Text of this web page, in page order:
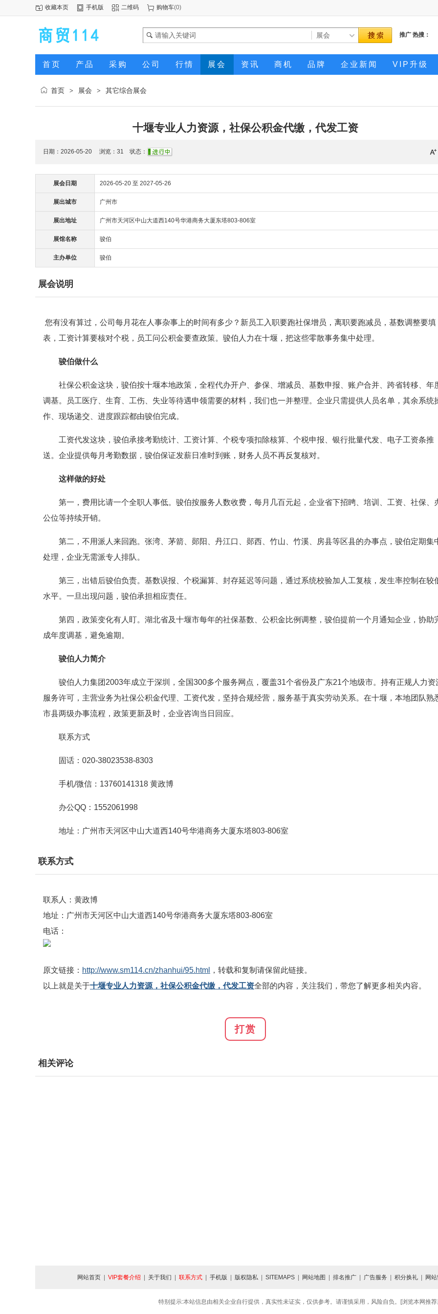
收藏本页 手机版 二维码 购物车(0)
推广 热搜：
首页 产品 采购 公司 行情 展会 资讯 商机 品牌 企业新闻 VIP升级
首页 > 展会 > 其它综合展会
十堰专业人力资源，社保公积金代缴，代发工资
日期：2026-05-20 浏览： 31 状态：
展会日期 2026-05-20 至 2027-05-26
展出城市 广州市
展出地址 广州市天河区中山大道西140号华港商务大厦东塔803-806室
展馆名称 骏伯
主办单位 骏伯
展会说明
您有没有算过，公司每月花在人事杂事上的时间有多少？新员工入职要跑社保增员，离职要跑减员，基数调整要填
表，工资计算要核对个税，员工问公积金要查政策。骏伯人力在十堰，把这些零散事务集中处理。
骏伯做什么
社保公积金这块，骏伯按十堰本地政策，全程代办开户、参保、增减员、基数申报、账户合并、跨省转移、年
调基。员工医疗、生育、工伤、失业等待遇申领需要的材料，我们也一并整理。企业只需提供人员名单，其余系统
作、现场递交、进度跟踪都由骏伯完成。
工资代发这块，骏伯承接考勤统计、工资计算、个税专项扣除核算、个税申报、银行批量代发、电子工资条推
送。企业提供每月考勤数据，骏伯保证发薪日准时到账，财务人员不再反复核对。
这样做的好处
第一，费用比请一个全职人事低。骏伯按服务人数收费，每月几百元起，企业省下招䀻、培训、工资、社保、
公位等持续开销。
第二，不用派人来回跑。张湾、茅箭、郧阳、丹江口、郧西、竹山、竹溪、房县等区县的办事点，骏伯定期集
处理，企业无需派专人排队。
第三，出错后骏伯负责。基数误报、个税漏算、封存延迟等问题，通过系统校验加人工复核，发生率控制在较
水平。一旦出现问题，骏伯承担相应责任。
第四，政策变化有人盯。湖北省及十堰市每年的社保基数、公积金比例调整，骏伯提前一个月通知企业，协助
成年度调基，避免逾期。
骏伯人力简介
骏伯人力集团2003年成立于深圳，全国300多个服务网点，覆盖31个省份及广东21个地级市。持有正规人力资
服务许可，主营业务为社保公积金代理、工资代发，坚持合规经营，服务基于真实劳动关系。在十堰，本地团队熟
市县两级办事流程，政策更新及时，企业咨询当日回应。
联系方式
固话：020-38023538-8303
手机/微信：13760141318 黄政博
办公QQ：1552061998
地址：广州市天河区中山大道西140号华港商务大厦东塔803-806室
联系方式
联系人：黄政博
地址：广州市天河区中山大道西140号华港商务大厦东塔803-806室
电话：
原文链接： http://www.sm114.cn/zhanhui/95.html
，转载和复制请保留此链接。
以上就是关于十堰专业人力资源，社保公积金代缴，代发工资全部的内容，关注我们，带您了解更多相关内容。
打赏
相关评论
网站首页 VIP套餐介绍 关于我们 联系方式 手机版 版权隐私 SITEMAPS 网站地图 排名推广 广告服务 积分换礼 网
特别提示:本站信息由相关企业自行提供，真实性未证实，仅供参考。请谨慎采用，风险自负。[浏览本网推